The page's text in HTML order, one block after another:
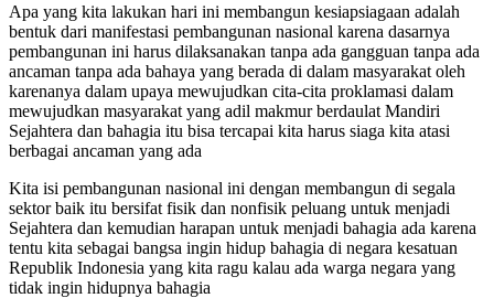
Apa yang kita lakukan hari ini membangun kesiapsiagaan adalah
bentuk dari manifestasi pembangunan nasional karena dasarnya
pembangunan ini harus dilaksanakan tanpa ada gangguan tanpa ada
ancaman tanpa ada bahaya yang berada di dalam masyarakat oleh
karenanya dalam upaya mewujudkan cita-cita proklamasi dalam
mewujudkan masyarakat yang adil makmur berdaulat Mandiri
Sejahtera dan bahagia itu bisa tercapai kita harus siaga kita atasi
berbagai ancaman yang ada
Kita isi pembangunan nasional ini dengan membangun di segala
sektor baik itu bersifat fisik dan nonfisik peluang untuk menjadi
Sejahtera dan kemudian harapan untuk menjadi bahagia ada karena
tentu kita sebagai bangsa ingin hidup bahagia di negara kesatuan
Republik Indonesia yang kita ragu kalau ada warga negara yang
tidak ingin hidupnya bahagia